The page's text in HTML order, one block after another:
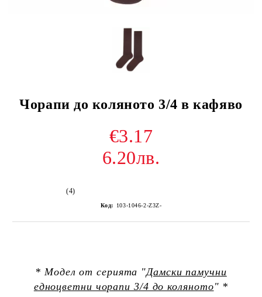
Чорапи до коляното 3/4 в кафяво
€3.17
6.20лв.
(4)
Код: 103-1046-2-Z3Z-
* Модел от серията "Дамски памучни
едноцветни чорапи 3/4 до коляното" *